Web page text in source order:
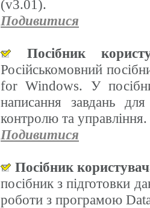
(v3.01).
Подивитися
Посібник
Російськомовний
for Windows. У
написання завдань
контролю та управління.
Подивитися
Посібник
посібник з підготовки
роботи з програмою